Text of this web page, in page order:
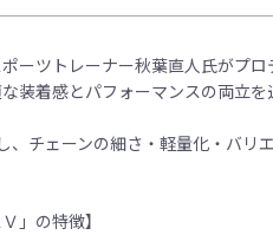
ーツトレーナー秋葉直人氏がプ
装着感とパフォーマンスの両立を
チェーンの細さ・軽量化・バリ
」の特徴】